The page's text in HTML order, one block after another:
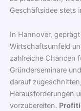
Geschäftsidee stets
In Hannover,
Wirtschaftsumfeld
zahlreiche Chancen
Gründerseminare
darauf
Herausforderungen
vorzubereiten.